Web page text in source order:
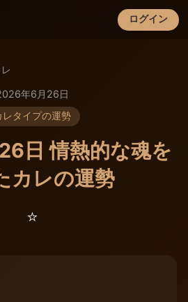
ログイン
×
年6月26日
レタイプの運勢
日 情熱的な魂を
カレの運勢
⭐️